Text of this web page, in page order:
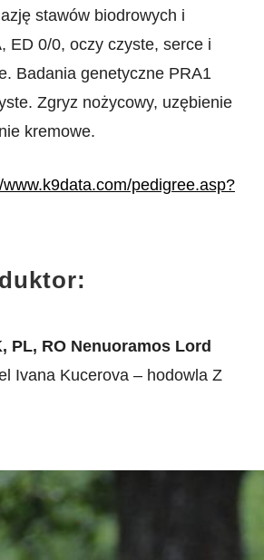
stawów biodrowych i
ED 0/0, oczy czyste, serce i
Badania genetyczne PRA1
Zgryz nożycowy, uzębienie
kremowe.
www.k9data.com/pedigree.asp?
PL, RO Nenuoramos Lord
Ivana Kucerova – hodowla Z